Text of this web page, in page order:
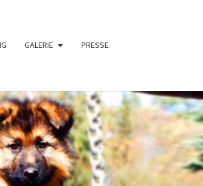
GALERIE PRESSE